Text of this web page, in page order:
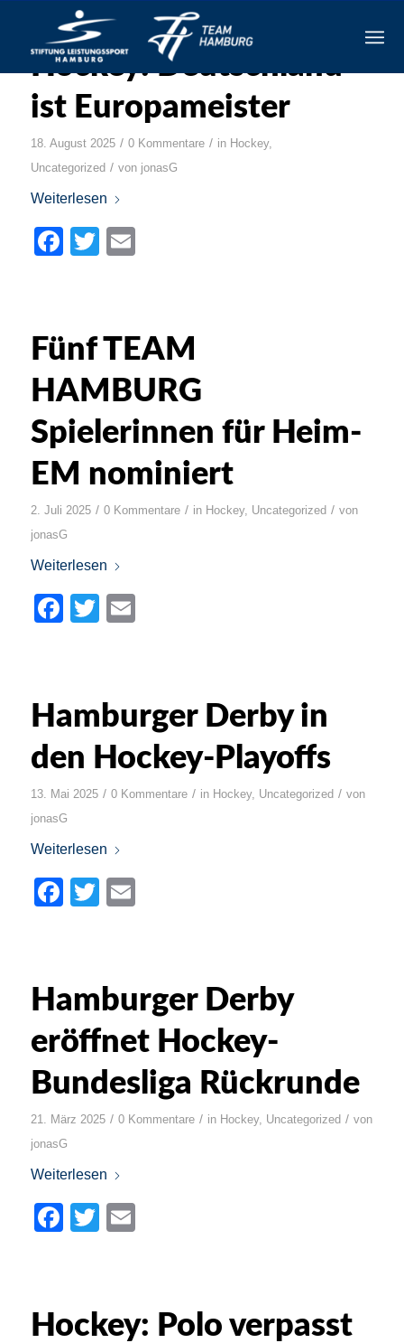
Hockey: Deutschland
ist Europameister
18. August 2025 / 0 Kommentare / in Hockey,
Uncategorized / von jonasG
Weiterlesen
Facebook
Twitter
Fünf TEAM
HAMBURG
Spielerinnen für Heim-
EM nominiert
2. Juli 2025 / 0 Kommentare / in Hockey, Uncategorized / von
jonasG
Weiterlesen
Facebook
Twitter
Hamburger Derby in
den Hockey-Playoffs
13. Mai 2025 / 0 Kommentare / in Hockey, Uncategorized / von
jonasG
Weiterlesen
Facebook
Twitter
Hamburger Derby
eröffnet Hockey-
Bundesliga Rückrunde
21. März 2025 / 0 Kommentare / in Hockey, Uncategorized / von
jonasG
Weiterlesen
Facebook
Twitter
Hockey: Polo verpasst